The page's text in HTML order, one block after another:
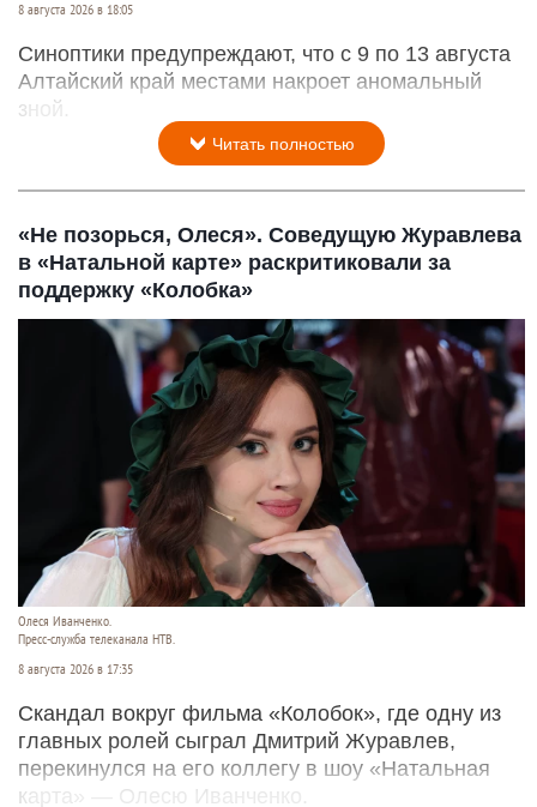
8 августа 2026 в 18:05
Синоптики предупреждают, что с 9 по 13 августа
Алтайский край местами накроет аномальный
зной.
Читать полностью
«Не позорься, Олеся». Соведущую Журавлева
в «Натальной карте» раскритиковали за
поддержку «Колобка»
Олеся Иванченко.
Пресс-служба телеканала НТВ.
8 августа 2026 в 17:35
Скандал вокруг фильма «Колобок», где одну из
главных ролей сыграл Дмитрий Журавлев,
перекинулся на его коллегу в шоу «Натальная
карта» — Олесю Иванченко.